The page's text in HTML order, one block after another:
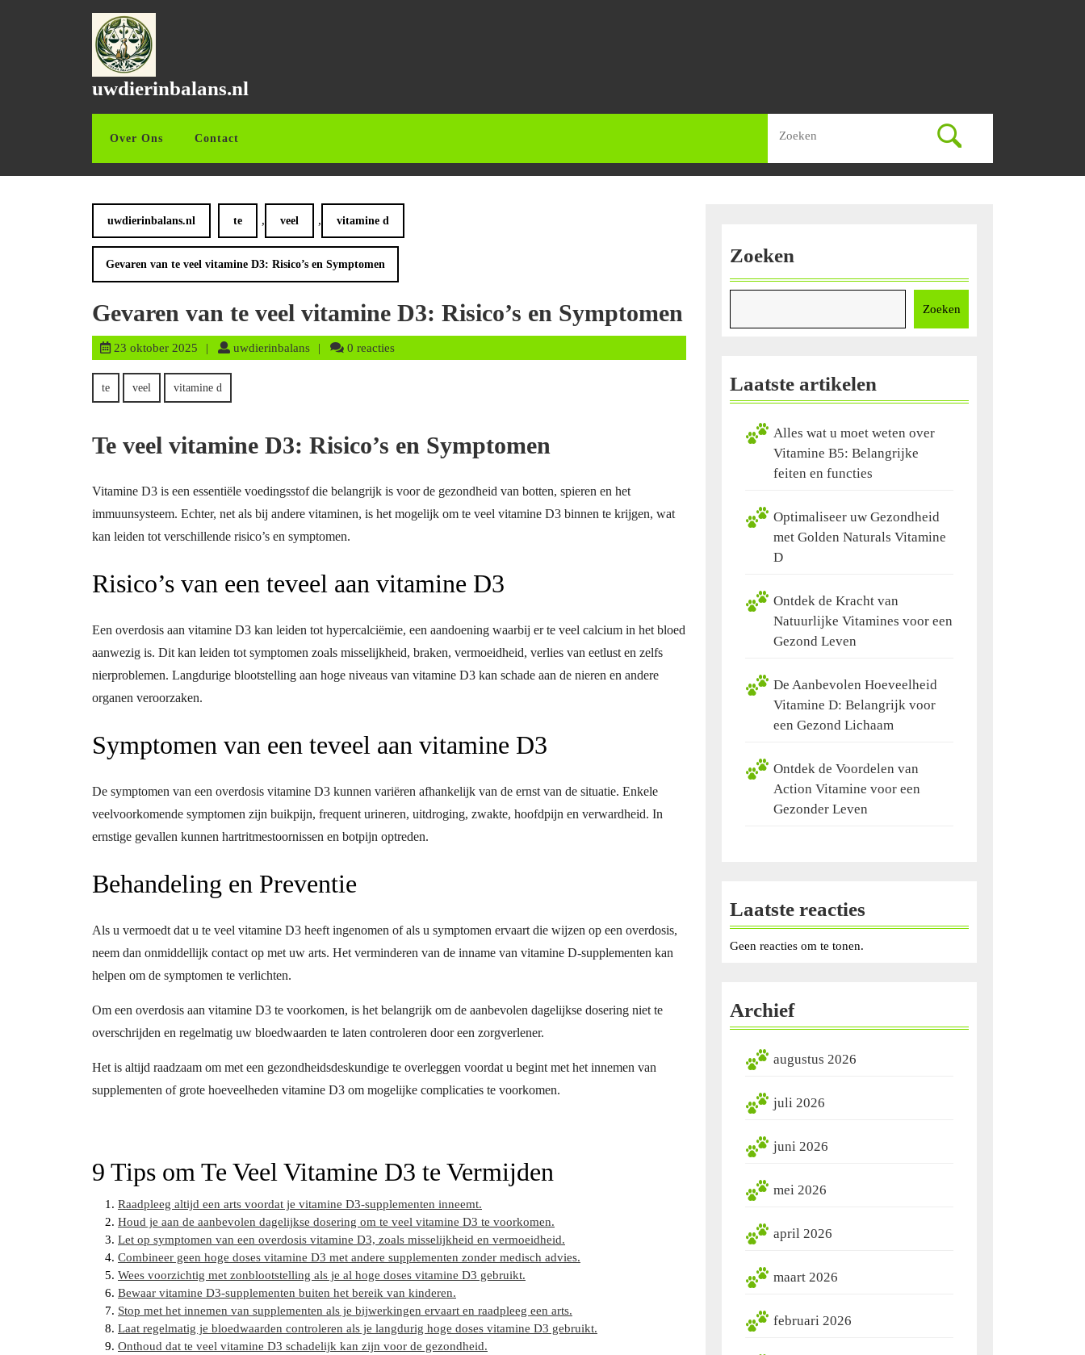
uwdierinbalans.nl
Over Ons Contact
naar:
uwdierinbalans.nl te , veel , vitamine d
Gevaren van te veel vitamine D3: Risico’s en Symptomen
Gevaren van te veel vitamine D3: Risico’s en Symptomen
23 oktober 2025 23
2025
uwdierinbalansuwdierinbalans
0 reacties
te veel vitamine d
Te veel vitamine D3: Risico’s en Symptomen
Vitamine D3 is een essentiële voedingsstof die belangrijk is voor de gezondheid van botten, spieren en het
immuunsysteem. Echter, net als bij andere vitaminen, is het mogelijk om te veel vitamine D3 binnen te krijgen, wat
kan leiden tot verschillende risico’s en symptomen.
Risico’s van een teveel aan vitamine D3
Een overdosis aan vitamine D3 kan leiden tot hypercalciëmie, een aandoening waarbij er te veel calcium in het bloed
aanwezig is. Dit kan leiden tot symptomen zoals misselijkheid, braken, vermoeidheid, verlies van eetlust en zelfs
nierproblemen. Langdurige blootstelling aan hoge niveaus van vitamine D3 kan schade aan de nieren en andere
organen veroorzaken.
Symptomen van een teveel aan vitamine D3
De symptomen van een overdosis vitamine D3 kunnen variëren afhankelijk van de ernst van de situatie. Enkele
veelvoorkomende symptomen zijn buikpijn, frequent urineren, uitdroging, zwakte, hoofdpijn en verwardheid. In
ernstige gevallen kunnen hartritmestoornissen en botpijn optreden.
Behandeling en Preventie
Als u vermoedt dat u te veel vitamine D3 heeft ingenomen of als u symptomen ervaart die wijzen op een overdosis,
neem dan onmiddellijk contact op met uw arts. Het verminderen van de inname van vitamine D-supplementen kan
helpen om de symptomen te verlichten.
Om een overdosis aan vitamine D3 te voorkomen, is het belangrijk om de aanbevolen dagelijkse dosering niet te
overschrijden en regelmatig uw bloedwaarden te laten controleren door een zorgverlener.
Het is altijd raadzaam om met een gezondheidsdeskundige te overleggen voordat u begint met het innemen van
supplementen of grote hoeveelheden vitamine D3 om mogelijke complicaties te voorkomen.
9 Tips om Te Veel Vitamine D3 te Vermijden
Raadpleeg altijd een arts voordat je vitamine D3-supplementen inneemt.
Houd je aan de aanbevolen dagelijkse dosering om te veel vitamine D3 te voorkomen.
Let op symptomen van een overdosis vitamine D3, zoals misselijkheid en vermoeidheid.
Combineer geen hoge doses vitamine D3 met andere supplementen zonder medisch advies.
Wees voorzichtig met zonblootstelling als je al hoge doses vitamine D3 gebruikt.
Bewaar vitamine D3-supplementen buiten het bereik van kinderen.
Stop met het innemen van supplementen als je bijwerkingen ervaart en raadpleeg een arts.
Laat regelmatig je bloedwaarden controleren als je langdurig hoge doses vitamine D3 gebruikt.
Onthoud dat te veel vitamine D3 schadelijk kan zijn voor de gezondheid.
Zoeken
Zoeken
Laatste artikelen
Alles wat u moet weten over
Vitamine B5: Belangrijke
feiten en functies
Optimaliseer uw Gezondheid
met Golden Naturals Vitamine
D
Ontdek de Kracht van
Natuurlijke Vitamines voor een
Gezond Leven
De Aanbevolen Hoeveelheid
Vitamine D: Belangrijk voor
een Gezond Lichaam
Ontdek de Voordelen van
Action Vitamine voor een
Gezonder Leven
Laatste reacties
Geen reacties om te tonen.
Archief
augustus 2026
juli 2026
juni 2026
mei 2026
april 2026
maart 2026
februari 2026